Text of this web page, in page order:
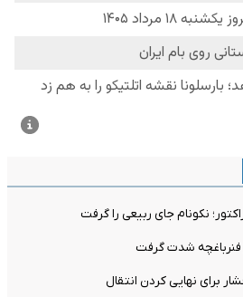
نکونام جای ربیعی را گرفت
برای نهایی کردن انتقال